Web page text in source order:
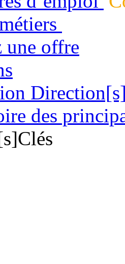
une offre
des